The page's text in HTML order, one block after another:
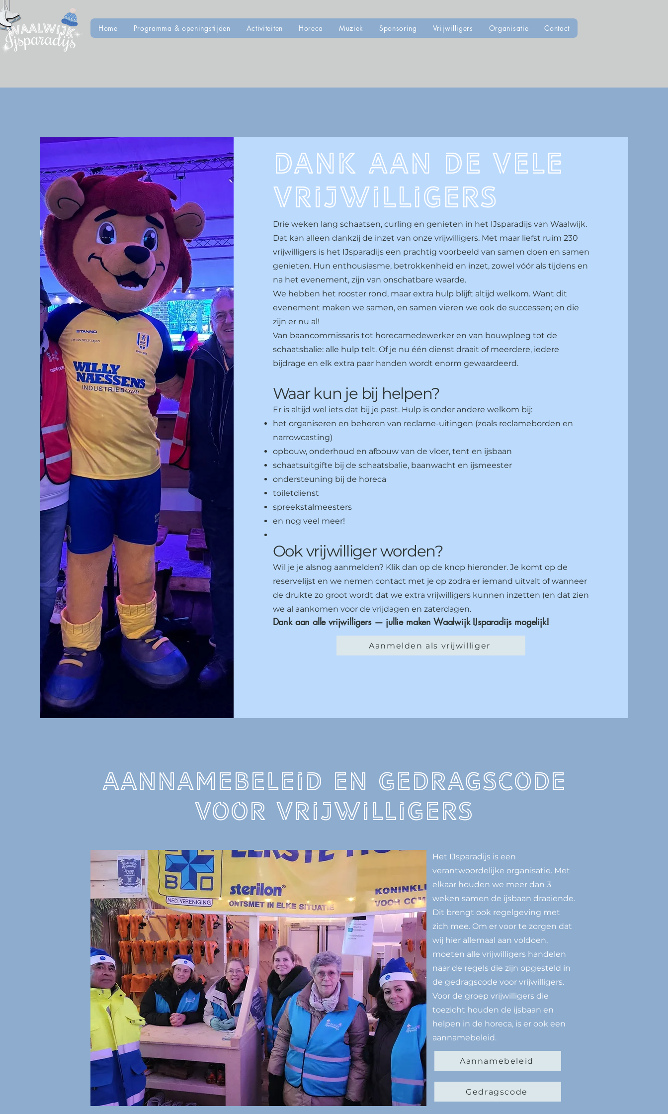
Home Programma & openingstijden Activiteiten Horeca Muziek Sponsoring Vrijwilligers Organisatie Contact
Dank aan de vele
Vrijwilligers
Drie weken lang schaatsen, curling en genieten in het IJsparadijs van Waalwijk.
Dat kan alleen dankzij de inzet van onze vrijwilligers. Met maar liefst ruim 230
vrijwilligers is het IJsparadijs een prachtig voorbeeld van samen doen en samen
genieten. Hun enthousiasme, betrokkenheid en inzet, zowel vóór als tijdens en
na het evenement, zijn van onschatbare waarde.
We hebben het rooster rond, maar extra hulp blijft altijd welkom. Want dit
evenement maken we samen, en samen vieren we ook de successen; en die
zijn er nu al!
Van baancommissaris tot horecamedewerker en van bouwploeg tot de
schaatsbalie: alle hulp telt. Of je nu één dienst draait of meerdere, iedere
bijdrage en elk extra paar handen wordt enorm gewaardeerd.
Waar kun je bij helpen?
Er is altijd wel iets dat bij je past. Hulp is onder andere welkom bij:
het organiseren en beheren van reclame-uitingen (zoals reclameborden en
narrowcasting)
opbouw, onderhoud en afbouw van de vloer, tent en ijsbaan
schaatsuitgifte bij de schaatsbalie, baanwacht en ijsmeester
ondersteuning bij de horeca
toiletdienst
spreekstalmeesters
en nog veel meer!
Ook vrijwilliger worden?
Wil je je alsnog aanmelden? Klik dan op de knop hieronder. Je komt op de
reservelijst en we nemen contact met je op zodra er iemand uitvalt of wanneer
de drukte zo groot wordt dat we extra vrijwilligers kunnen inzetten (en dat zien
we al aankomen voor de vrijdagen en zaterdagen.
Dank aan alle vrijwilligers — jullie maken Waalwijk IJsparadijs mogelijk!
Aanmelden als vrijwilliger
aannamebeleid en Gedragscode
voor vrijwilligers
Het IJsparadijs is een
verantwoordelijke organisatie. Met
elkaar houden we meer dan 3
weken samen de ijsbaan draaiende.
Dit brengt ook regelgeving met
zich mee. Om er voor te zorgen dat
wij hier allemaal aan voldoen,
moeten alle vrijwilligers handelen
naar de regels die zijn opgesteld in
de gedragscode voor vrijwilligers.
Voor de groep vrijwilligers die
toezicht houden de ijsbaan en
helpen in de horeca, is er ook een
aannamebeleid.​
Aannamebeleid
Gedragscode